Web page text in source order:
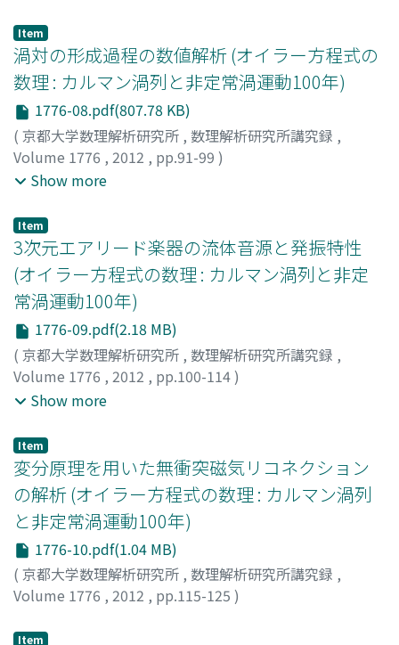
Item
渦対の形成過程の数値解析 (オイラー方程式の
数理 : カルマン渦列と非定常渦運動100年)
1776-08.pdf(807.78 KB)
( 京都大学数理解析研究所 , 数理解析研究所講究録 ,
Volume 1776 , 2012 , pp.91-99 )
服部, 裕司;中野, わかな
Fukumoto, Yasuhide
ハタケヤマ, ノゾム ;フクモト, ヤスヒデ
Show more
Item
3次元エアリード楽器の流体音源と発振特性
(オイラー方程式の数理 : カルマン渦列と非定
常渦運動100年)
1776-09.pdf(2.18 MB)
( 京都大学数理解析研究所 , 数理解析研究所講究録 ,
Volume 1776 , 2012 , pp.100-114)
高橋, 公也;宮本, 真孝
Miyamoto, Masataka
Takami, Toshiya; Kobayashi, Taizo; Nishida, Akira ;
Aoyagi, Mutsumi; タカハシ, キンヤ;ミヤモト, マサタカ ;
イトウ, ヤスノリ; イワサキ, タクヤ;タカミ, トシヤ ;コバ
ヤシ, タイゾウ;ニシダ, アキラ
Show more
Item
変分原理を用いた無衝突磁気リコネクション
の解析 (オイラー方程式の数理 : カルマン渦列
と非定常渦運動100年)
1776-10.pdf(1.04 MB)
( 京都大学数理解析研究所 , 数理解析研究所講究録 ,
Volume 1776 , 2012 , pp.115-125 )
Item